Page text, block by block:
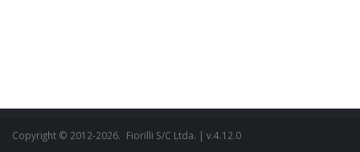
Copyright © 2012-2026. Fiorilli S/C Ltda. | v.4.12.0